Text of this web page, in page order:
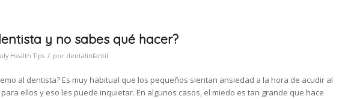
y no sabes qué hacer?
Health Tips / por dentalinfantil
al dentista? Es muy habitual que los pequeños sientan ansiedad a la hora de acudir al
ellos y eso les puede inquietar. En algunos casos, el miedo es tan grande que hace